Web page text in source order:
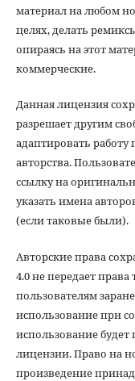
материал на любом
целях, делать
опираясь на этот
коммерческие.
Данная лицензия
разрешает другим
адаптировать работу
авторства.
ссылку на
указать имена
(если таковые были).
Авторские права
4.0 не передает
пользователям
использование при
использование будет
лицензии. Право на
произведение